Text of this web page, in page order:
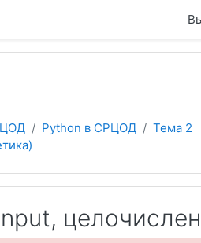
Python в СРЦОД
Тема 2